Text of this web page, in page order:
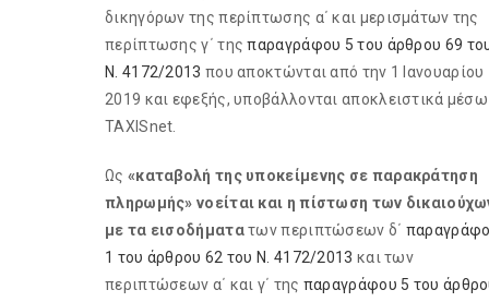
δικηγόρων της περίπτωσης α΄ και μερισμάτων της
περίπτωσης γ΄ τηςπαραγράφου 5 του άρθρου 69
Ν. 4172/2013 που αποκτώνται από την 1 Ιανουαρίου
2019 και εφεξής, υποβάλλονται αποκλειστικά μέσω
TAXISnet.
Ως «καταβολή της υποκείμενης σε παρακράτηση
πληρωμής» νοείται και η πίστωση των
με τα εισοδήματατων περιπτώσεων δ΄
1 του άρθρου 62 του Ν. 4172/2013 και των
περιπτώσεων α΄ και γ΄ της παραγράφου 5 του